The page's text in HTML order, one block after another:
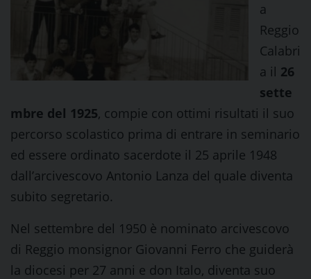
a
Reggio
Calabri
a il 26
sette
mbre del 1925, compie con ottimi risultati il suo
percorso scolastico prima di entrare in seminario
ed essere ordinato sacerdote il 25 aprile 1948
dall’arcivescovo Antonio Lanza del quale diventa
subito segretario.
Nel settembre del 1950 è nominato arcivescovo
di Reggio monsignor Giovanni Ferro che guiderà
la diocesi per 27 anni e don Italo, diventa suo